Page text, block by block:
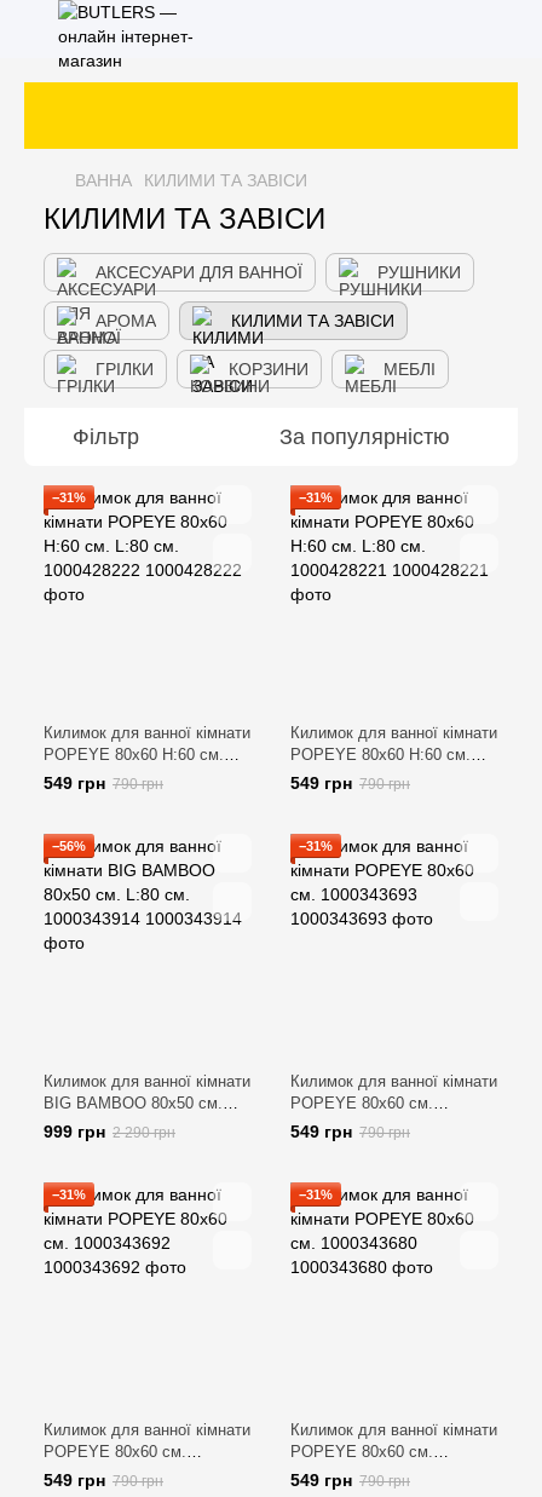
ВАННА КИЛИМИ ТА ЗАВІСИ
КИЛИМИ ТА ЗАВІСИ
АКСЕСУАРИ ДЛЯ ВАННОЇ РУШНИКИ
АРОМА КИЛИМИ ТА ЗАВІСИ
ГРІЛКИ КОРЗИНИ МЕБЛІ
Фільтр За популярністю
−31%
Килимок для ванної кімнати
POPEYE 80x60 H:60 см.
L:80 см. 1000428222
549 грн 790 грн
−31%
Килимок для ванної кімнати
POPEYE 80x60 H:60 см.
L:80 см. 1000428221
549 грн 790 грн
−56%
Килимок для ванної кімнати
BIG BAMBOO 80x50 см.
L:80 см. 1000343914
999 грн 2 290 грн
−31%
Килимок для ванної кімнати
POPEYE 80х60 см.
1000343693
549 грн 790 грн
−31%
Килимок для ванної кімнати
POPEYE 80х60 см.
1000343692
549 грн 790 грн
−31%
Килимок для ванної кімнати
POPEYE 80х60 см.
1000343680
549 грн 790 грн